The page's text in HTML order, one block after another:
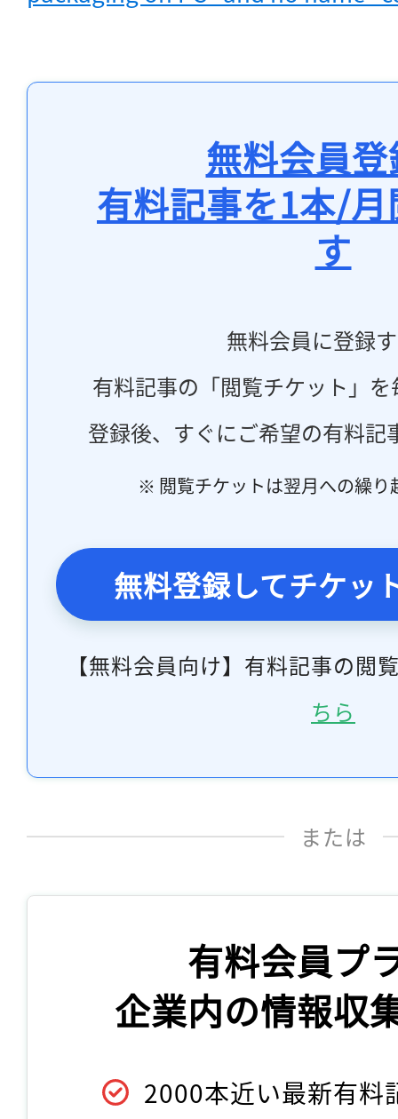
無料会員
有料記事を1本/
す
無料会員に登録
有料記事の「閲覧チケット」
登録後、すぐにご希望の有料記
※ 閲覧チケットは翌月への繰り
無料登録してチケッ
【無料会員向け】有料記事の閲
ちら
または
有料会員プ
企業内の情報収
2000本近い最新有料